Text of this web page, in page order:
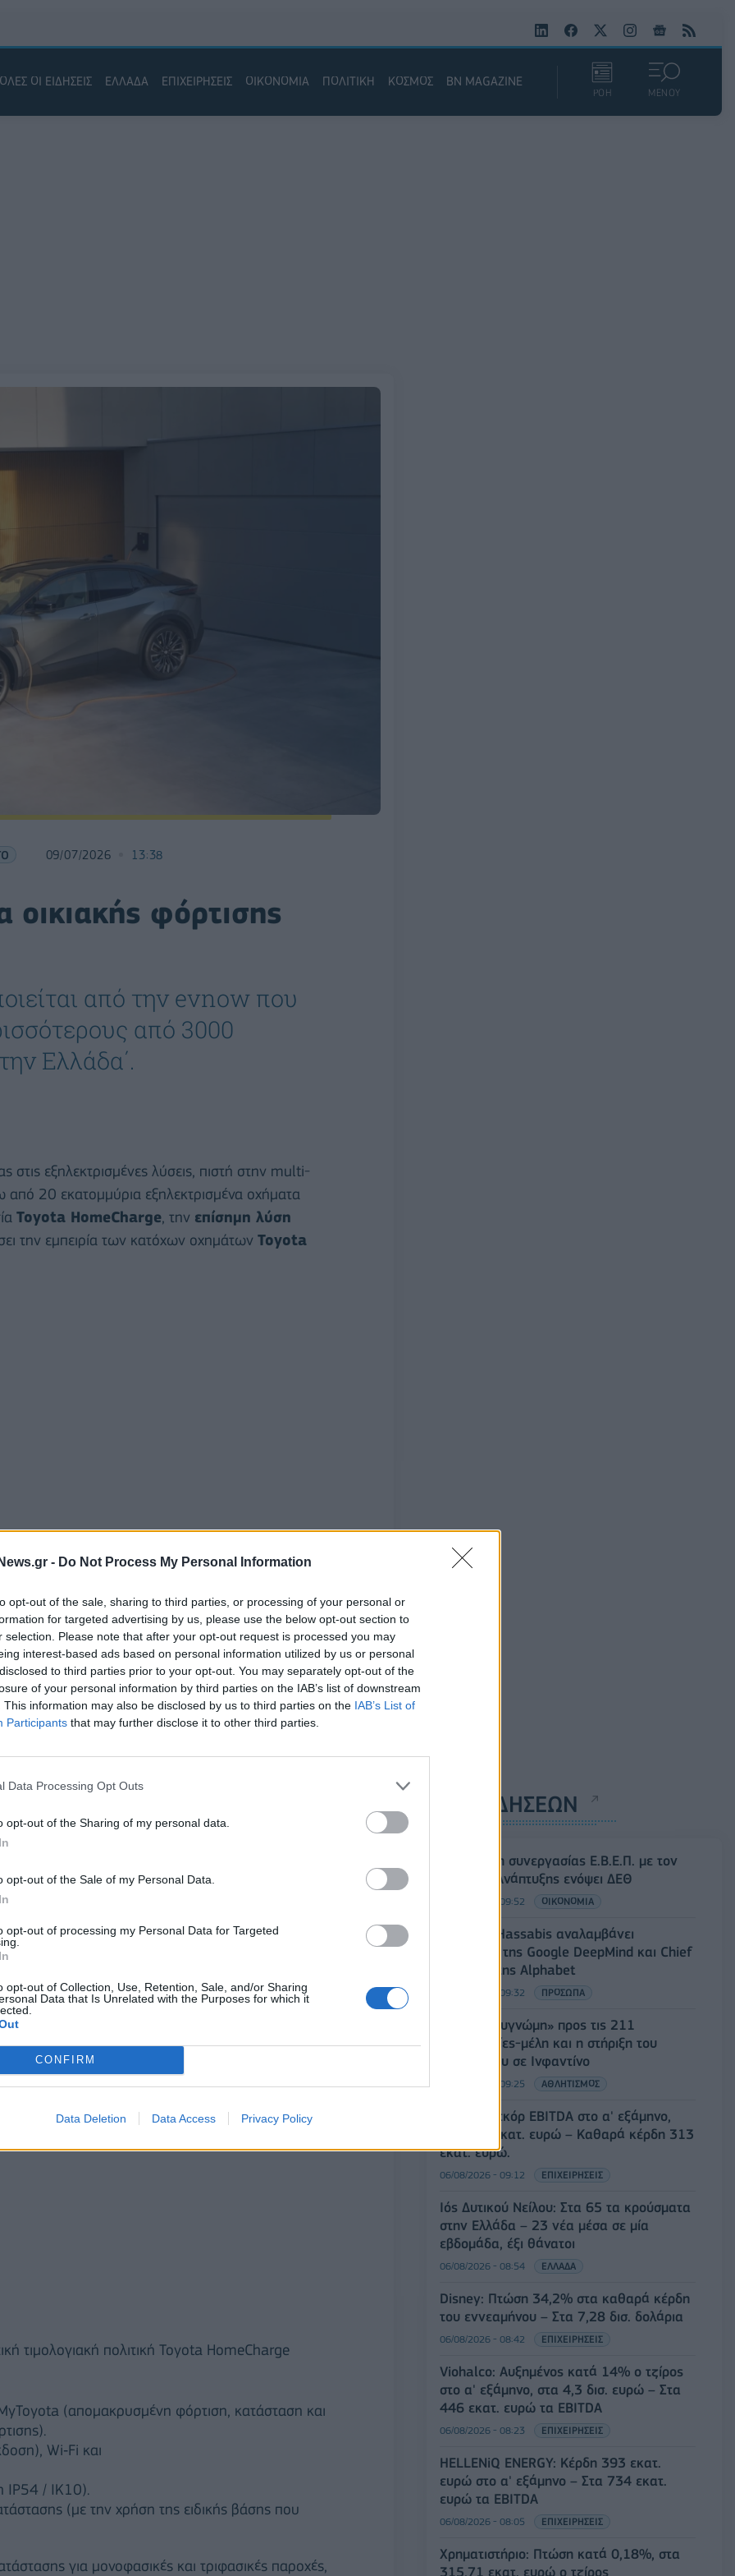
- Do Not Process My Personal Information
opt-out of the sale, sharing to third parties, or processing of your personal or
for targeted advertising by us, please use the below opt-out section to
selection. Please note that after your opt-out request is processed you may
interest-based ads based on personal information utilized by us or personal
to third parties prior to your opt-out. You may separately opt-out of the
of your personal information by third parties on the IAB’s list of downstream
This information may also be disclosed by us to third parties on the IAB’s List of
Participants that may further disclose it to other third parties.
Data Processing Opt Outs
opt-out of the Sharing of my personal data.
opt-out of the Sale of my Personal Data.
opt-out of processing my Personal Data for Targeted
opt-out of Collection, Use, Retention, Sale, and/or Sharing
Data that Is Unrelated with the Purposes for which it
CONFIRM
Data Deletion Data Access Privacy Policy
ΟΛΕΣ ΟΙ ΕΙΔΗΣΕΙΣ ΕΛΛΑΔΑ ΕΠΙΧΕΙΡΗΣΕΙΣ ΟΙΚΟΝΟΜΙΑ ΠΟΛΙΤΙΚΗ ΚΟΣΜΟΣ BN MAGAZINE
ΡΟΗ ΜΕΝΟΥ
09/07/2026 13:38
φόρτισης
από την evnow που
από 3000
Ελλάδα΄.
στις εξηλεκτρισμένες λύσεις, πιστή στην multi-
20 εκατομμύρια εξηλεκτρισμένα οχήματα
Toyota HomeCharge, την επίσημη λύση
την εμπειρία των κατόχων οχημάτων Toyota
φορτιστή Toyota και το MyToyota App σε
οικοσύστημα φόρτισης,προσφέροντας
νέους αγοραστές Toyota BEV ή Plug‑in Hybrid,
(BEV) ή Plug‑in υβριδικών οχημάτων Toyota,
, εξειδικευμένο συνεργάτη, ο οποίος αποτελείται
στον χώρο της ηλεκτροκίνησης με
κάλυψη. Η evnow έχει ήδη εγκαταστήσει
σε όλη την Ελλάδα,
διαδικασίες
Ηλεκτροκίνησης με ενεργή συμμετοχή
Συμβούλιο τουΕλληνικού Ινστιτούτου
στο
πρωτόκολλα OCPP, OSCP και OCPI.
C-HR+, BZ4X, BZ4X Touring ή αντίστοιχα ενός
ο πελάτηςμπορεί να αιτηθεί δωρεάν
η ολοκληρωμένη Εμπειρία και κάλυψη του
απολαμβάνοντας μια πλήρη δέσμευση φροντίδας
εγκατάστασης και 3 έτη εγγύηση φορτιστή.
και να διαχειρίζεται τη διαδικασία
σε πληροφορίες όπως την ενεργειακή
φόρτισης, όλα σε ένα.
τιμολογιακή πολιτική Toyota HomeCharge
(απομακρυσμένη φόρτιση, κατάσταση και
Wi‑Fi και
IP54 / IK10).
(με την χρήση της ειδικής βάσης που
για μονοφασικές και τριφασικές παροχές,
ΡΟΗ ΕΙΔΗΣΕΩΝ
Συνάντηση συνεργασίας Ε.Β.Ε.Π. με τον
υπουργό Ανάπτυξης ενόψει ΔΕΘ
06/08/2026 - 09:52 ΟΙΚΟΝΟΜΙΑ
Ο Demis Hassabis αναλαμβάνει
Πρόεδρος της Google DeepMind και Chief
Scientist της Alphabet
06/08/2026 - 09:32 ΠΡΟΣΩΠΑ
FIFA: Η «συγνώμη» προς τις 211
ομοσπονδίες-μέλη και η στήριξη του
συμβουλίου σε Ινφαντίνο
06/08/2026 - 09:25 ΑΘΛΗΤΙΣΜΟΣ
Metlen: Ρεκόρ EBITDA στο α' εξάμηνο,
στα 550 εκατ. ευρώ – Καθαρά κέρδη 313
εκατ. ευρώ.
06/08/2026 - 09:12 ΕΠΙΧΕΙΡΗΣΕΙΣ
Ιός Δυτικού Νείλου: Στα 65 τα κρούσματα
στην Ελλάδα – 23 νέα μέσα σε μία
εβδομάδα, έξι θάνατοι
06/08/2026 - 08:54 ΕΛΛΑΔΑ
Disney: Πτώση 34,2% στα καθαρά κέρδη
του εννεαμήνου – Στα 7,28 δισ. δολάρια
06/08/2026 - 08:42 ΕΠΙΧΕΙΡΗΣΕΙΣ
Viohalco: Αυξημένος κατά 14% ο τζίρος
στο α' εξάμηνο, στα 4,3 δισ. ευρώ – Στα
446 εκατ. ευρώ τα EBITDA
06/08/2026 - 08:23 ΕΠΙΧΕΙΡΗΣΕΙΣ
HELLENiQ ENERGY: Κέρδη 393 εκατ.
ευρώ στο α' εξάμηνο – Στα 734 εκατ.
ευρώ τα EBITDA
06/08/2026 - 08:05 ΕΠΙΧΕΙΡΗΣΕΙΣ
Χρηματιστήριο: Πτώση κατά 0,18%, στα
315,71 εκατ. ευρώ ο τζίρος